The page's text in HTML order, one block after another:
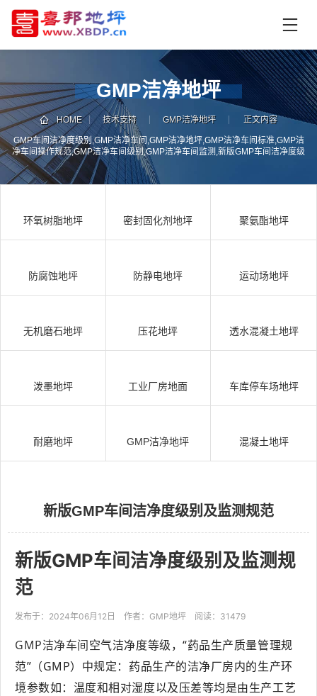
页
中
心
技
术
支
持
资
讯
中
例
GMP洁净地坪
HOME 技术支持 GMP洁净地坪 正文内容
GMP车间洁净度级别,GMP洁净车间,GMP洁净地坪,GMP洁净车间标准,GMP洁
净车间操作规范,GMP洁净车间级别,GMP洁净车间监测,新版GMP车间洁净度级
别及监测规范,GMP车间洁净度级别及监测规范,GMP车间洁净度级别,GMP车间
洁净度监测规范
环氧树脂地坪 密封固化剂地坪 聚氨酯地坪
防腐蚀地坪 防静电地坪 运动场地坪
无机磨石地坪 压花地坪 透水混凝土地坪
泼墨地坪 工业厂房地面 车库停车场地坪
耐磨地坪 GMP洁净地坪 混凝土地坪
新版GMP车间洁净度级别及监测规范
新版GMP车间洁净度级别及监测规
范
发布于：2024年06月12日 作者：GMP地坪 阅读：31479
GMP洁净车间空气洁净度等级，“药品生产质量管理规
范”（GMP）中规定：药品生产的洁净厂房内的生产环
境参数如：温度和相对湿度以及压差等均是由生产工艺